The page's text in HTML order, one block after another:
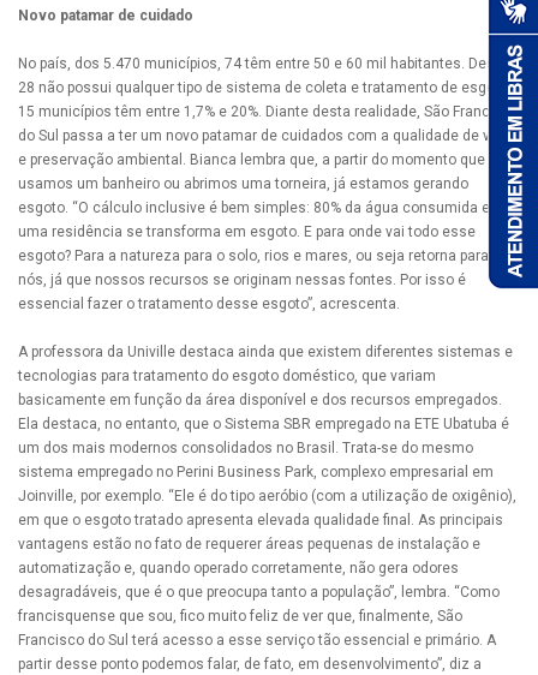
Novo patamar de cuidado
No país, dos 5.470 municípios, 74 têm entre 50 e 60 mil habitantes. Destes,
28 não possui qualquer tipo de sistema de coleta e tratamento de esgoto e
15 municípios têm entre 1,7% e 20%. Diante desta realidade, São Francisco
do Sul passa a ter um novo patamar de cuidados com a qualidade de vida
e preservação ambiental. Bianca lembra que, a partir do momento que
usamos um banheiro ou abrimos uma torneira, já estamos gerando
esgoto. “O cálculo inclusive é bem simples: 80% da água consumida em
uma residência se transforma em esgoto. E para onde vai todo esse
esgoto? Para a natureza para o solo, rios e mares, ou seja retorna para
nós, já que nossos recursos se originam nessas fontes. Por isso é
essencial fazer o tratamento desse esgoto”, acrescenta.
A professora da Univille destaca ainda que existem diferentes sistemas e
tecnologias para tratamento do esgoto doméstico, que variam
basicamente em função da área disponível e dos recursos empregados.
Ela destaca, no entanto, que o Sistema SBR empregado na ETE Ubatuba é
um dos mais modernos consolidados no Brasil. Trata-se do mesmo
sistema empregado no Perini Business Park, complexo empresarial em
Joinville, por exemplo. “Ele é do tipo aeróbio (com a utilização de oxigênio),
em que o esgoto tratado apresenta elevada qualidade final. As principais
vantagens estão no fato de requerer áreas pequenas de instalação e
automatização e, quando operado corretamente, não gera odores
desagradáveis, que é o que preocupa tanto a população”, lembra. “Como
francisquense que sou, fico muito feliz de ver que, finalmente, São
Francisco do Sul terá acesso a esse serviço tão essencial e primário. A
partir desse ponto podemos falar, de fato, em desenvolvimento”, diz a